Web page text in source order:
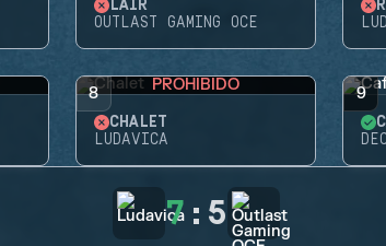
LAIR
OUTLAST GAMING OCE
8 PROHIBIDO
CHALET
LUDAVICA
9
7 : 5